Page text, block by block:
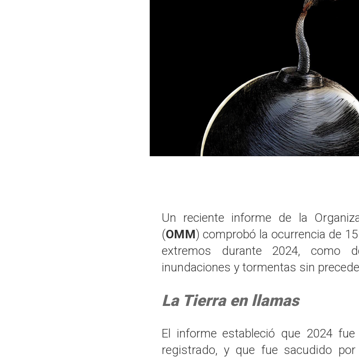
Un reciente informe de la
(OMM) comprobó la ocurrencia de
extremos durante 2024, como
inundaciones y tormentas sin
La Tierra en llamas
El informe estableció que 2024
registrado, y que fue sacudido por